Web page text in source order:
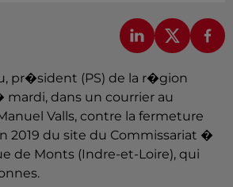
pr�sident (PS) de la r�gion
dans un courrier au
Valls, contre la fermeture
2019 du site du Commissariat �
de Monts (Indre-et-Loire), qui